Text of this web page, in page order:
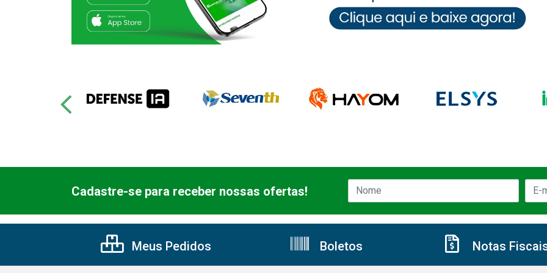
Cadastre-se para receber nossas ofertas!
Meus Pedidos Boletos Notas